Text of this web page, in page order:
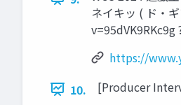
ネイキッ ( ド・
v=95dVK9RKc9g
https://
10.
[Producer